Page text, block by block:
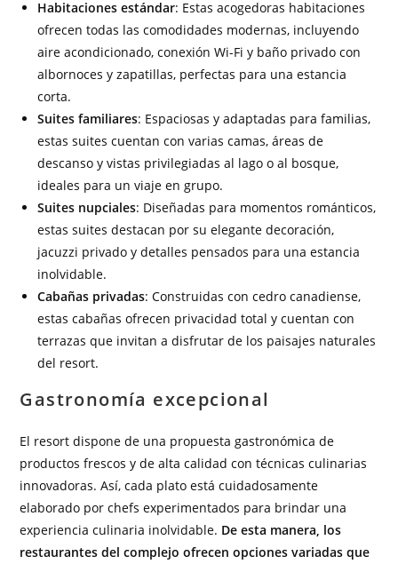
Habitaciones estándar: Estas acogedoras habitaciones
ofrecen todas las comodidades modernas, incluyendo
aire acondicionado, conexión Wi-Fi y baño privado con
albornoces y zapatillas, perfectas para una estancia
corta.
Suites familiares: Espaciosas y adaptadas para familias,
estas suites cuentan con varias camas, áreas de
descanso y vistas privilegiadas al lago o al bosque,
ideales para un viaje en grupo.
Suites nupciales: Diseñadas para momentos románticos,
estas suites destacan por su elegante decoración,
jacuzzi privado y detalles pensados para una estancia
inolvidable.
Cabañas privadas: Construidas con cedro canadiense,
estas cabañas ofrecen privacidad total y cuentan con
terrazas que invitan a disfrutar de los paisajes naturales
del resort.
Gastronomía excepcional
El resort dispone de una propuesta gastronómica de
productos frescos y de alta calidad con técnicas culinarias
innovadoras. Así, cada plato está cuidadosamente
elaborado por chefs experimentados para brindar una
experiencia culinaria inolvidable. De esta manera, los
restaurantes del complejo ofrecen opciones variadas que